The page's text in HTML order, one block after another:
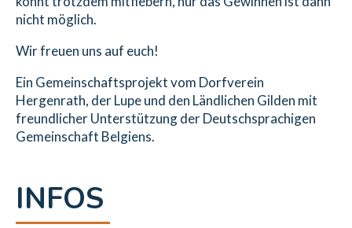
nicht möglich.
Wir freuen uns auf euch!
Ein Gemeinschaftsprojekt vom Dorfverein
Hergenrath, der Lupe und den Ländlichen Gilden mit
freundlicher Unterstützung der Deutschsprachigen
Gemeinschaft Belgiens.
INFOS